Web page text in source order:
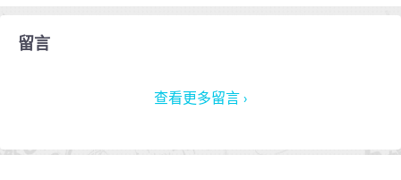
留言
查看更多留言 ›